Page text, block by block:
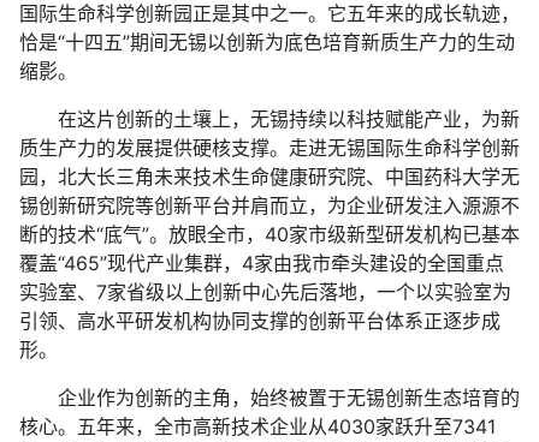
国际生命科学创新园正是其中之一。它五年来的成长轨迹，
恰是“十四五”期间无锡以创新为底色培育新质生产力的生动
缩影。
在这片创新的土壤上，无锡持续以科技赋能产业，为新
质生产力的发展提供硬核支撑。走进无锡国际生命科学创新
园，北大长三角未来技术生命健康研究院、中国药科大学无
锡创新研究院等创新平台并肩而立，为企业研发注入源源不
断的技术“底气”。放眼全市，40家市级新型研发机构已基本
覆盖“465”现代产业集群，4家由我市牵头建设的全国重点
实验室、7家省级以上创新中心先后落地，一个以实验室为
引领、高水平研发机构协同支撑的创新平台体系正逐步成
形。
企业作为创新的主角，始终被置于无锡创新生态培育的
核心。五年来，全市高新技术企业从4030家跃升至7341